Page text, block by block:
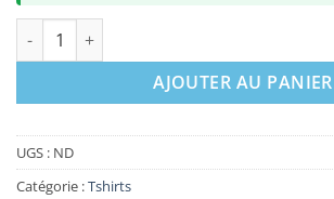
quantité de Tshirt - Ensemble Jusqu'au Bout
AJOUTER AU PANIER
UGS : ND
Catégorie :Tshirts